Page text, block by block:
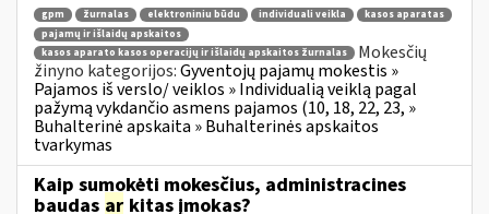
gpm žurnalas elektroniniu būdu individuali veikla
kasos aparatas
pajamų ir išlaidų apskaitos
kasos aparato kasos operacijų ir išlaidų apskaitos žurnalas
Mokesčių
žinyno kategorijos:Gyventojų pajamų mokestis »
Pajamos iš verslo/ veiklos » Individualią veiklą pagal
pažymą vykdančio asmens pajamos (10, 18, 22, 23, »
Buhalterinė apskaita » Buhalterinės apskaitos
tvarkymas
Kaip sumokėti mokesčius, administracines
baudas ar kitas įmokas?